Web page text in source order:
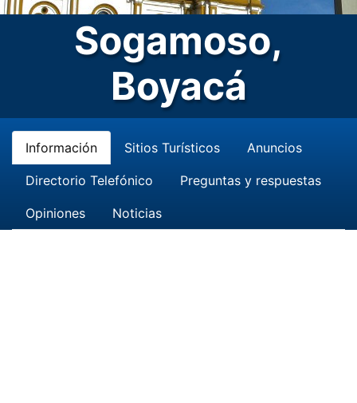
Sogamoso,
Boyacá
Información Sitios Turísticos Anuncios
Directorio Telefónico Preguntas y respuestas
Opiniones Noticias